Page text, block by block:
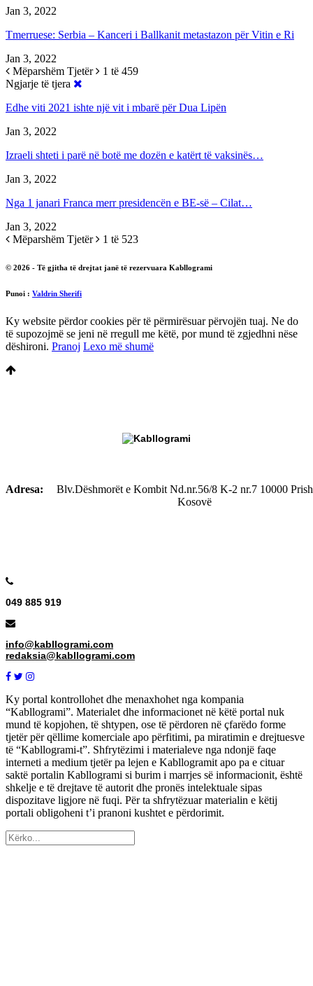
Jan 3, 2022
Tmerruese: Serbia – Kanceri i Ballkanit metastazon për Vitin e Ri
Jan 3, 2022
Mëparshëm Tjetër
1 të 459
Ngjarje të tjera
Edhe viti 2021 ishte një vit i mbarë për Dua Lipën
Jan 3, 2022
Izraeli shteti i parë në botë me dozën e katërt të vaksinës…
Jan 3, 2022
Nga 1 janari Franca merr presidencën e BE-së – Cilat…
Jan 3, 2022
Mëparshëm Tjetër 1 të 523
© 2026 - Të gjitha të drejtat janë të rezervuara Kabllogrami
Punoi : Valdrin Sherifi
Ky website përdor cookies për të përmirësuar përvojën tuaj. Ne do
të supozojmë se jeni në rregull me këtë, por mund të zgjedhni nëse
dëshironi. Pranoj Lexo më shumë
Adresa: Blv.Dëshmorët e Kombit Nd.nr.56/8 K-2 nr.7 10000
Kosovë
049 885 919
info@kabllogrami.com
redaksia@kabllogrami.com
Ky portal kontrollohet dhe menaxhohet nga kompania
“Kabllogrami”. Materialet dhe informacionet në këtë portal nuk
mund të kopjohen, të shtypen, ose të përdoren në çfarëdo forme
tjetër për qëllime komerciale apo përfitimi, pa miratimin e drejtuesve
të “Kabllogrami-t”. Shfrytëzimi i materialeve nga ndonjë faqe
interneti a medium tjetër pa lejen e Kabllogramit apo pa e cituar
saktë portalin Kabllogrami si burim i marrjes së informacionit, është
shkelje e të drejtave të autorit dhe pronës intelektuale sipas
dispozitave ligjore në fuqi. Për ta shfrytëzuar materialin e këtij
portali obligoheni t’i pranoni kushtet e përdorimit.